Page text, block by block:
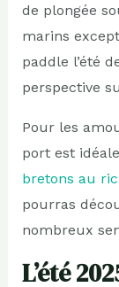
de plongée
marins
paddle l’été
perspective
Pour les
port est
bretons au
pourras
nombreux
L’été